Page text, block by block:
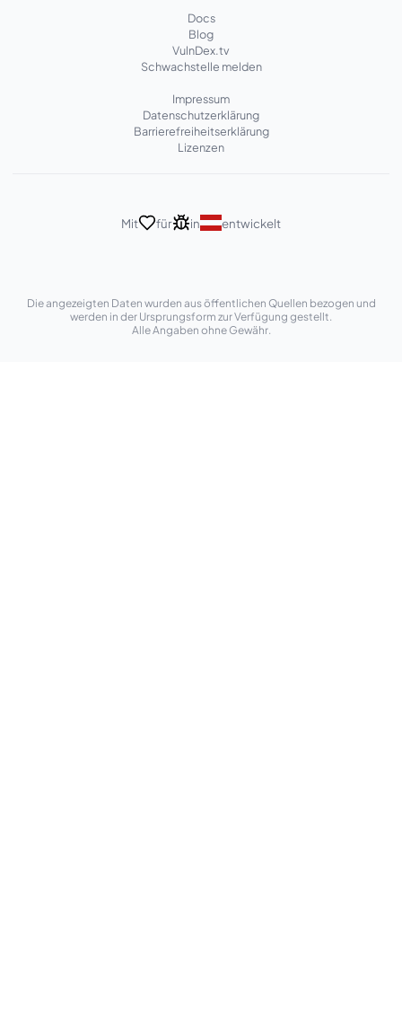
Docs
Blog
VulnDex.tv
Schwachstelle melden
Impressum
Datenschutzerklärung
Barrierefreiheitserklärung
Lizenzen
Mit für in entwickelt
Die angezeigten Daten wurden aus öffentlichen Quellen bezogen und
werden in der Ursprungsform zur Verfügung gestellt.
Alle Angaben ohne Gewähr.